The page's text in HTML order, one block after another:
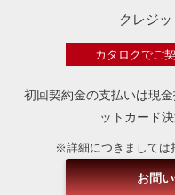
クレジ
カタロクでご
初回契約金の支払いは現金
ットカード
※詳細につきましては
お問